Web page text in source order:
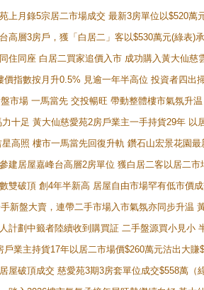
上月錄5宗居二市場成交 最新3房單位以$520萬
高層3房戶，獲「白居二」客以$530萬元(綠表)
住同座 白居二買家追價入市 成功購入黃大仙
價指數按月升0.5% 見逾一年半高位 投資者四
市場 一馬當先 交投暢旺 帶動整體樓市氣氛升
十足 黃大仙慈愛苑2房戶業主一手持貨29年 以
高照 樓市一馬當先回復升軌 鑽石山宏景花園
建居屋嘉峰台高層2房單位 獲白居二客以居二市
雙破頂 創4年半新高 居屋自由市場罕有低市價
新盤大賣，連帶二手市場入市氣氛亦同步升温
計劃中籤者陸續收到購買証 二手盤源買小見小
戶業主持貨17年以居二市場價$260萬元沽出大賺
屋破頂成交 慈愛苑3期3房套單位成交$558萬（